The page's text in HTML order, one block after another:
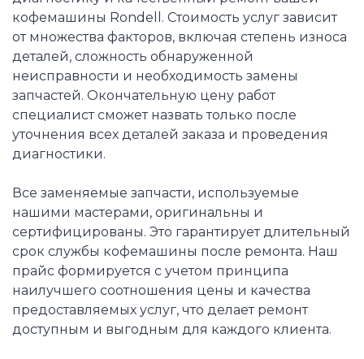
кофемашины Rondell. Стоимость услуг зависит
от множества факторов, включая степень износа
деталей, сложность обнаруженной
неисправности и необходимость замены
запчастей. Окончательную цену работ
специалист сможет назвать только после
уточнения всех деталей заказа и проведения
диагностики.
Все заменяемые запчасти, используемые
нашими мастерами, оригинальны и
сертифицированы. Это гарантирует длительный
срок службы кофемашины после ремонта. Наш
прайс формируется с учетом принципа
наилучшего соотношения цены и качества
предоставляемых услуг, что делает ремонт
доступным и выгодным для каждого клиента.